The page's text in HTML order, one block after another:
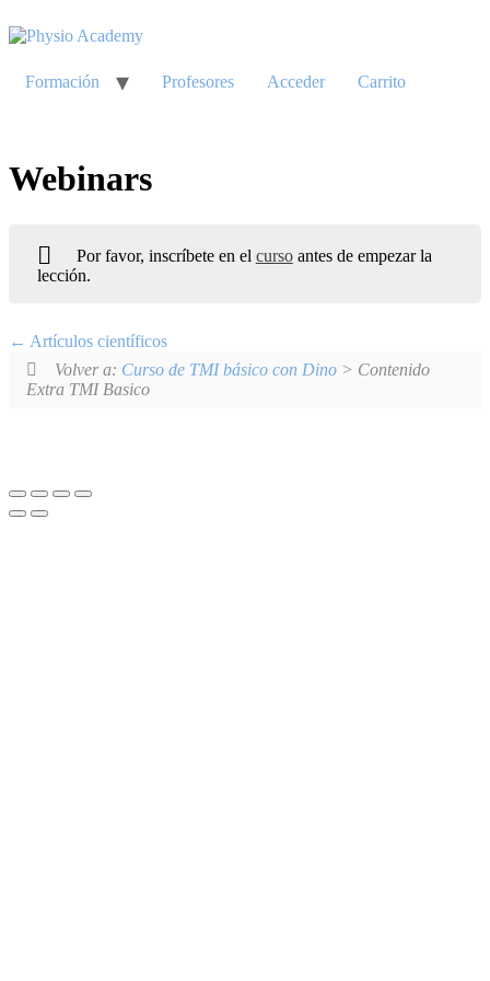
al
Formación
Profesores Acceder Carrito
Webinars
Por favor, inscríbete en el cursoantes de empezar la
lección.
Artículos científicos
Volver a: Curso de TMI básico con Dino> Contenido
Extra TMI Basico